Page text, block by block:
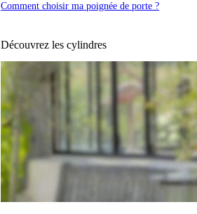
Comment choisir ma poignée de porte ?
Découvrez les cylindres